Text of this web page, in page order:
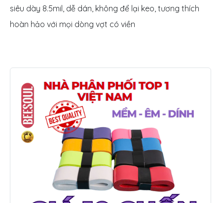
siêu dày 8.5mil, dễ dán, không để lại keo, tương thích
hoàn hảo với mọi dòng vợt có viền